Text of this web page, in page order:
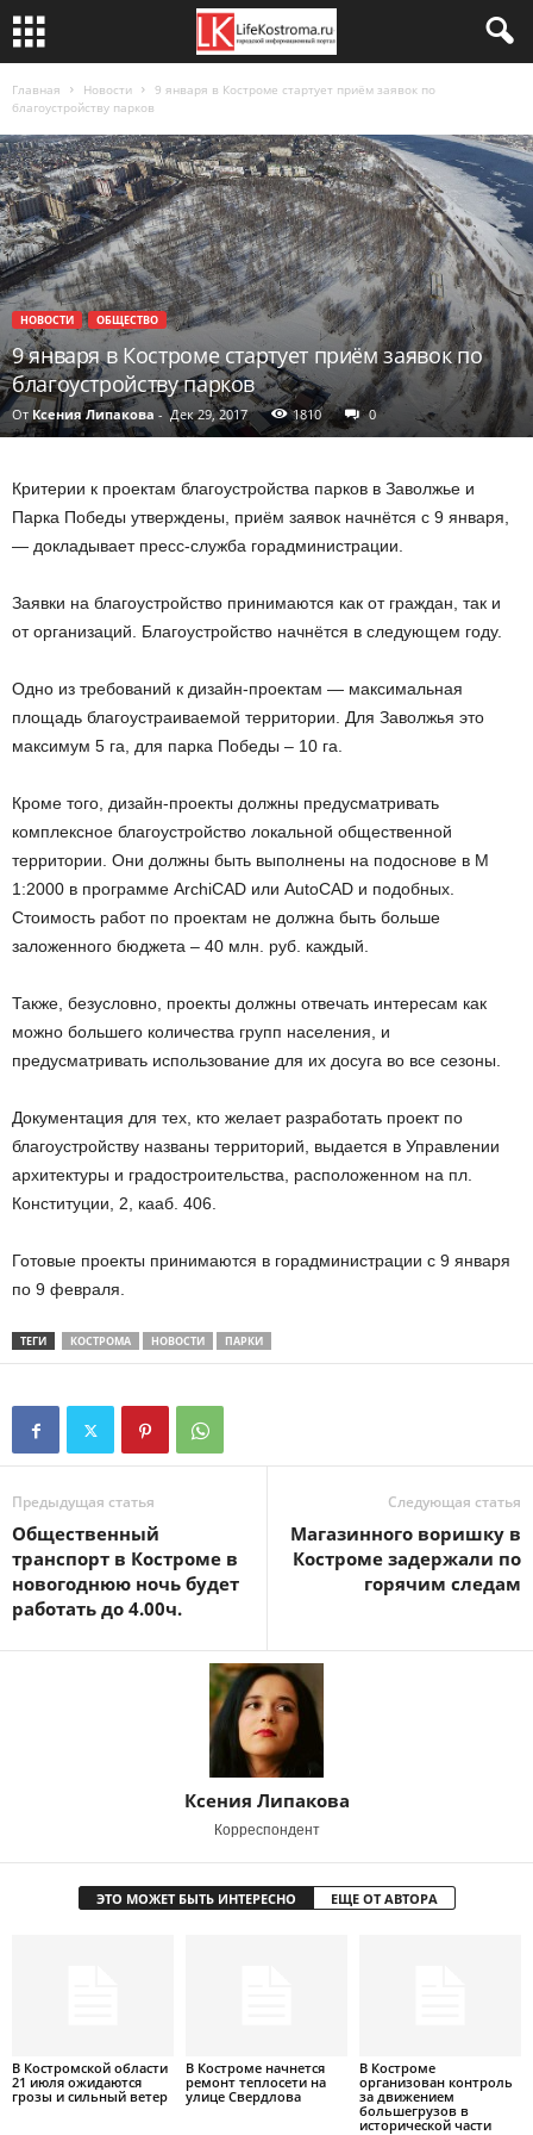
Главная Новости
9 января в Костроме стартует приём заявок по
благоустройству парков
НОВОСТИ ОБЩЕСТВО
9 января в Костроме стартует приём заявок по
благоустройству парков
От Ксения Липакова - Дек 29, 2017 1810 0
Критерии к проектам благоустройства парков в Заволжье и
Парка Победы утверждены, приём заявок начнётся с 9 января,
— докладывает пресс-служба горадминистрации.
Заявки на благоустройство принимаются как от граждан, так и
от организаций. Благоустройство начнётся в следующем году.
Одно из требований к дизайн-проектам — максимальная
площадь благоустраиваемой территории. Для Заволжья это
максимум 5 га, для парка Победы – 10 га.
Кроме того, дизайн-проекты должны предусматривать
комплексное благоустройство локальной общественной
территории. Они должны быть выполнены на подоснове в М
1:2000 в программе ArchiCAD или AutoCAD и подобных.
Стоимость работ по проектам не должна быть больше
заложенного бюджета – 40 млн. руб. каждый.
Также, безусловно, проекты должны отвечать интересам как
можно большего количества групп населения, и
предусматривать использование для их досуга во все сезоны.
Документация для тех, кто желает разработать проект по
благоустройству названы территорий, выдается в Управлении
архитектуры и градостроительства, расположенном на пл.
Конституции, 2, кааб. 406.
Готовые проекты принимаются в горадминистрации с 9 января
по 9 февраля.
ТЕГИ КОСТРОМА НОВОСТИ ПАРКИ
Предыдущая статья
Общественный
транспорт в Костроме в
новогоднюю ночь будет
работать до 4.00ч.
Следующая статья
Магазинного воришку в
Костроме задержали по
горячим следам
Ксения Липакова
Корреспондент
ЭТО МОЖЕТ БЫТЬ ИНТЕРЕСНО ЕЩЕ ОТ АВТОРА
В Костромской области
21 июля ожидаются
грозы и сильный ветер
В Костроме начнется
ремонт теплосети на
улице Свердлова
В Костроме
организован контроль
за движением
большегрузов в
исторической части